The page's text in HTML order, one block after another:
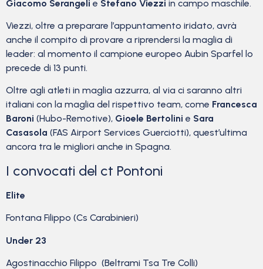
Giacomo Serangeli e Stefano Viezzi in campo maschile.
Viezzi, oltre a preparare l’appuntamento iridato, avrà
anche il compito di provare a riprendersi la maglia di
leader: al momento il campione europeo Aubin Sparfel lo
precede di 13 punti.
Oltre agli atleti in maglia azzurra, al via ci saranno altri
italiani con la maglia del rispettivo team, come Francesca
Baroni (Hubo-Remotive), Gioele Bertolini e Sara
Casasola (FAS Airport Services Guerciotti), quest’ultima
ancora tra le migliori anche in Spagna.
I convocati del ct Pontoni
Elite
Fontana Filippo (Cs Carabinieri)
Under 23
Agostinacchio Filippo (Beltrami Tsa Tre Colli)